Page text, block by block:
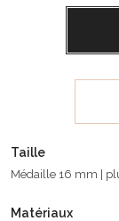
Taille
Médaille 16 mm |
Matériaux